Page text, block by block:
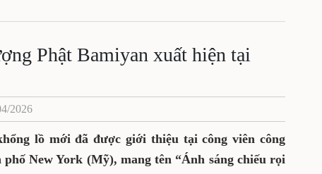
TÀI NGUYÊN - MÔI TRƯỜNG THỂ THAO THÔNG TIN -
Phật Bamiyan xuất hiện tại
2026
lồ mới đã được giới thiệu tại công viên công
New York (Mỹ), mang tên “Ánh sáng chiếu rọi